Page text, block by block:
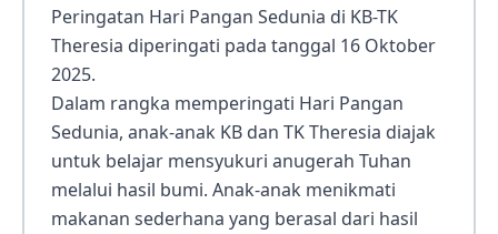
Peringatan Hari Pangan Sedunia di KB-TK
Theresia diperingati pada tanggal 16 Oktober
2025.
Dalam rangka memperingati Hari Pangan
Sedunia, anak-anak KB dan TK Theresia diajak
untuk belajar mensyukuri anugerah Tuhan
melalui hasil bumi. Anak-anak menikmati
makanan sederhana yang berasal dari hasil